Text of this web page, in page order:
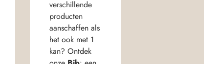
verschillende
producten
aanschaffen als
het ook met 1
kan? Ontdek